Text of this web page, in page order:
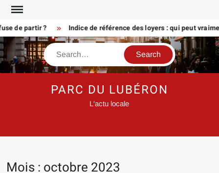
Skip
content
partir ? Indice de référence des loyers : qui peut vraiment
Search
PARC DU LUBÉRON
L'actu locale
Mois : octobre 2023